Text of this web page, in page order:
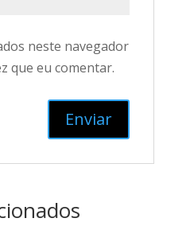
neste navegador
que eu comentar.